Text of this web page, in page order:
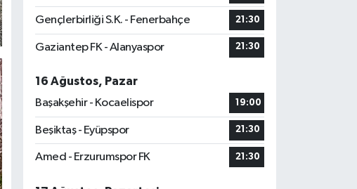
Gençlerbirliği S.K. - Fenerbahçe 21:30
Gaziantep FK - Alanyaspor 21:30
16 Ağustos, Pazar
Başakşehir - Kocaelispor
19:00
Beşiktaş - Eyüpspor 21:30
Amed - Erzurumspor FK 21:30